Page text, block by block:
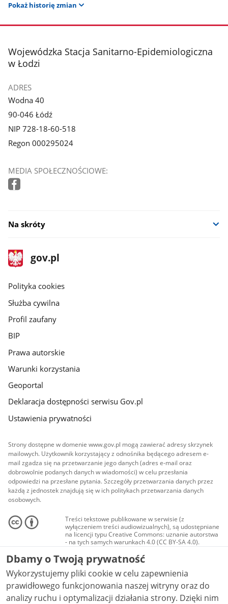
Pokaż historię zmian
stopka
Wojewódzka Stacja Sanitarno-Epidemiologiczna
w Łodzi
ADRES
Wodna 40
90-046 Łódź
NIP 728-18-60-518
Regon 000295024
MEDIA SPOŁECZNOŚCIOWE:
Na skróty
stopka
gov.pl
Strona
gov.pl
gov.pl
Polityka cookies
Służba cywilna
Profil zaufany
BIP
Prawa autorskie
Warunki korzystania
Geoportal
Deklaracja dostępności serwisu Gov.pl
Ustawienia prywatności
Strony dostępne w domenie www.gov.pl mogą zawierać adresy skrzynek
mailowych. Użytkownik korzystający z odnośnika będącego adresem e-
mail zgadza się na przetwarzanie jego danych (adres e-mail oraz
dobrowolnie podanych danych w wiadomości) w celu przesłania
odpowiedzi na przesłane pytania. Szczegóły przetwarzania danych przez
każdą z jednostek znajdują się w ich politykach przetwarzania danych
osobowych.
Treści tekstowe publikowane w serwisie (z
wyłączeniem treści audiowizualnych), są udostępniane
na licencji typu Creative Commons: uznanie autorstwa
- na tych samych warunkach 4.0 (CC BY-SA 4.0).
Materiały audiowizualne, w tym zdjęcia, materiały
audio i wideo, są udostępniane na licencji typu
Creative Commons: uznanie autorstwa użycie
niekomercyjne - bez utworów zależnych 4.0 (CC BY-
NC-ND 4.0), o ile nie jest to stwierdzone inaczej.
Dbamy o Twoją prywatność
Wykorzystujemy pliki cookie w celu zapewnienia
prawidłowego funkcjonowania naszej witryny oraz do
analizy ruchu i optymalizacji działania strony. Dzięki nim